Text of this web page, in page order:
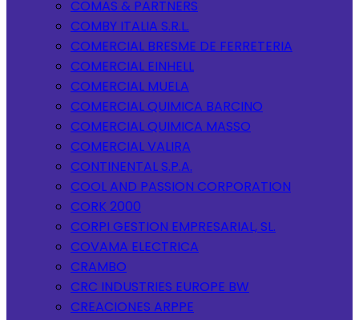
COMAS & PARTNERS
COMBY ITALIA S.R.L.
COMERCIAL BRESME DE FERRETERIA
COMERCIAL EINHELL
COMERCIAL MUELA
COMERCIAL QUIMICA BARCINO
COMERCIAL QUIMICA MASSO
COMERCIAL VALIRA
CONTINENTAL S.P.A.
COOL AND PASSION CORPORATION
CORK 2000
CORPI GESTION EMPRESARIAL, SL.
COVAMA ELECTRICA
CRAMBO
CRC INDUSTRIES EUROPE BW
CREACIONES ARPPE